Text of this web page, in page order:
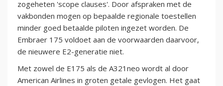
zogeheten 'scope clauses'. Door afspraken met de
vakbonden mogen op bepaalde regionale toestellen
minder goed betaalde piloten ingezet worden. De
Embraer 175 voldoet aan de voorwaarden daarvoor,
de nieuwere E2-generatie niet.
Met zowel de E175 als de A321neo wordt al door
American Airlines in groten getale gevlogen. Het gaat